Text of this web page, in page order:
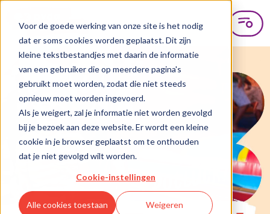
Voor de goede werking van onze site is het nodig
dat er soms cookies worden geplaatst. Dit zijn
kleine tekstbestandjes met daarin de informatie
van een gebruiker die op meerdere pagina's
gebruikt moet worden, zodat die niet steeds
opnieuw moet worden ingevoerd.
Als je weigert, zal je informatie niet worden gevolgd
bij je bezoek aan deze website. Er wordt een kleine
cookie in je browser geplaatst om te onthouden
dat je niet gevolgd wilt worden.
Cookie-instellingen
Alle cookies toestaan Weigeren